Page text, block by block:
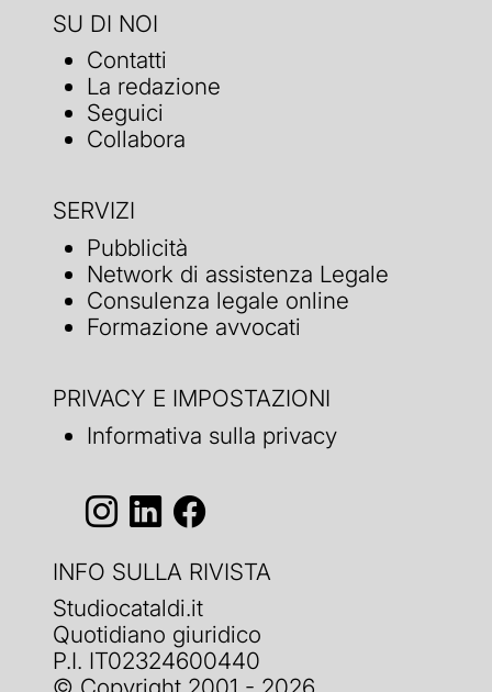
SU DI NOI
Contatti
La redazione
Seguici
Collabora
SERVIZI
Pubblicità
Network di assistenza Legale
Consulenza legale online
Formazione avvocati
PRIVACY E IMPOSTAZIONI
Informativa sulla privacy
INFO SULLA RIVISTA
Studiocataldi.it
Quotidiano giuridico
P.I. IT02324600440